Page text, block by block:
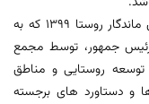
?شایان ذکر است: در جشنواره غیر رقابتی خیرین ماندگار روستا ۱۳۹۹ که به
جمهور، توسط مجمع
توسعه روستایی و مناطق
و دستاورد های برجسته